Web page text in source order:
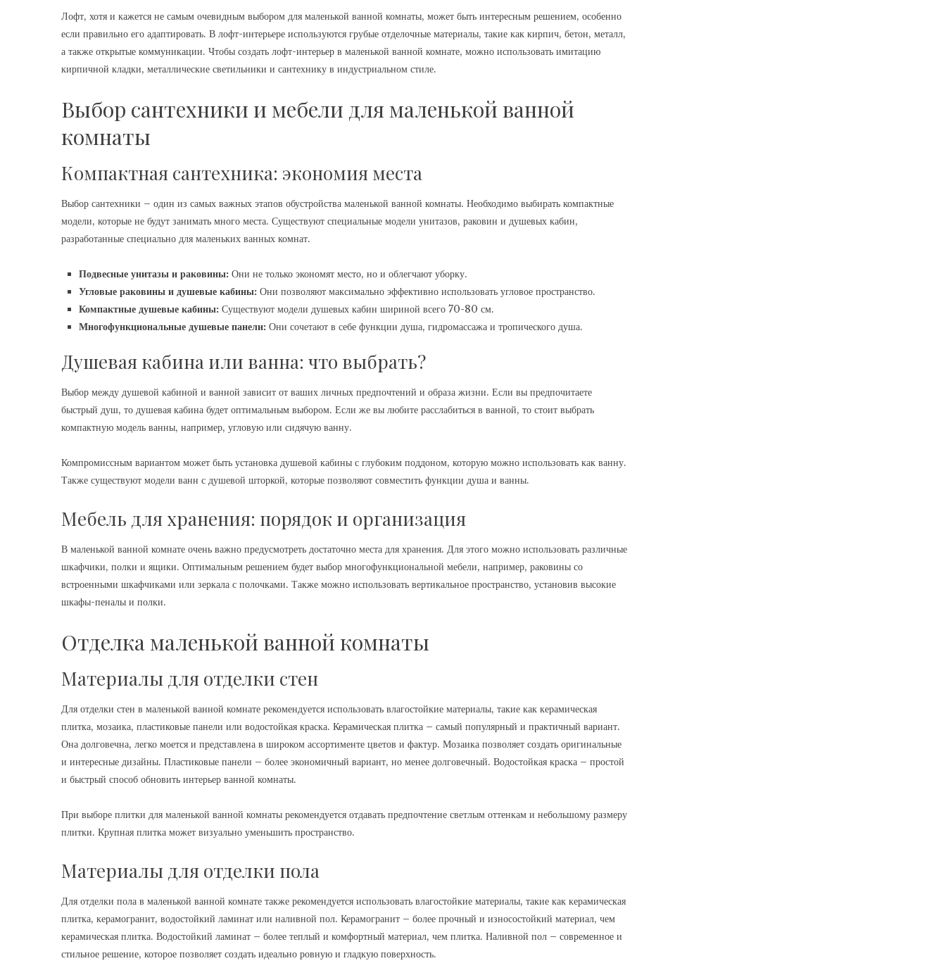
Лофт, хотя и кажется не самым очевидным выбором для маленькой ванной комнаты, может быть интересным решением, особенно
если правильно его адаптировать. В лофт-интерьере используются грубые отделочные материалы, такие как кирпич, бетон, металл,
а также открытые коммуникации. Чтобы создать лофт-интерьер в маленькой ванной комнате, можно использовать имитацию
кирпичной кладки, металлические светильники и сантехнику в индустриальном стиле.
Выбор сантехники и мебели для маленькой ванной
комнаты
Компактная сантехника: экономия места
Выбор сантехники – один из самых важных этапов обустройства маленькой ванной комнаты. Необходимо выбирать компактные
модели, которые не будут занимать много места. Существуют специальные модели унитазов, раковин и душевых кабин,
разработанные специально для маленьких ванных комнат.
Подвесные унитазы и раковины: Они не только экономят место, но и облегчают уборку.
Угловые раковины и душевые кабины: Они позволяют максимально эффективно использовать угловое пространство.
Компактные душевые кабины: Существуют модели душевых кабин шириной всего 70-80 см.
Многофункциональные душевые панели: Они сочетают в себе функции душа, гидромассажа и тропического душа.
Душевая кабина или ванна: что выбрать?
Выбор между душевой кабиной и ванной зависит от ваших личных предпочтений и образа жизни. Если вы предпочитаете
быстрый душ, то душевая кабина будет оптимальным выбором. Если же вы любите расслабиться в ванной, то стоит выбрать
компактную модель ванны, например, угловую или сидячую ванну.
Компромиссным вариантом может быть установка душевой кабины с глубоким поддоном, которую можно использовать как ванну.
Также существуют модели ванн с душевой шторкой, которые позволяют совместить функции душа и ванны.
Мебель для хранения: порядок и организация
В маленькой ванной комнате очень важно предусмотреть достаточно места для хранения. Для этого можно использовать различные
шкафчики, полки и ящики. Оптимальным решением будет выбор многофункциональной мебели, например, раковины со
встроенными шкафчиками или зеркала с полочками. Также можно использовать вертикальное пространство, установив высокие
шкафы-пеналы и полки.
Отделка маленькой ванной комнаты
Материалы для отделки стен
Для отделки стен в маленькой ванной комнате рекомендуется использовать влагостойкие материалы, такие как керамическая
плитка, мозаика, пластиковые панели или водостойкая краска. Керамическая плитка – самый популярный и практичный вариант.
Она долговечна, легко моется и представлена в широком ассортименте цветов и фактур. Мозаика позволяет создать оригинальные
и интересные дизайны. Пластиковые панели – более экономичный вариант, но менее долговечный. Водостойкая краска – простой
и быстрый способ обновить интерьер ванной комнаты.
При выборе плитки для маленькой ванной комнаты рекомендуется отдавать предпочтение светлым оттенкам и небольшому размеру
плитки. Крупная плитка может визуально уменьшить пространство.
Материалы для отделки пола
Для отделки пола в маленькой ванной комнате также рекомендуется использовать влагостойкие материалы, такие как керамическая
плитка, керамогранит, водостойкий ламинат или наливной пол. Керамогранит – более прочный и износостойкий материал, чем
керамическая плитка. Водостойкий ламинат – более теплый и комфортный материал, чем плитка. Наливной пол – современное и
стильное решение, которое позволяет создать идеально ровную и гладкую поверхность.